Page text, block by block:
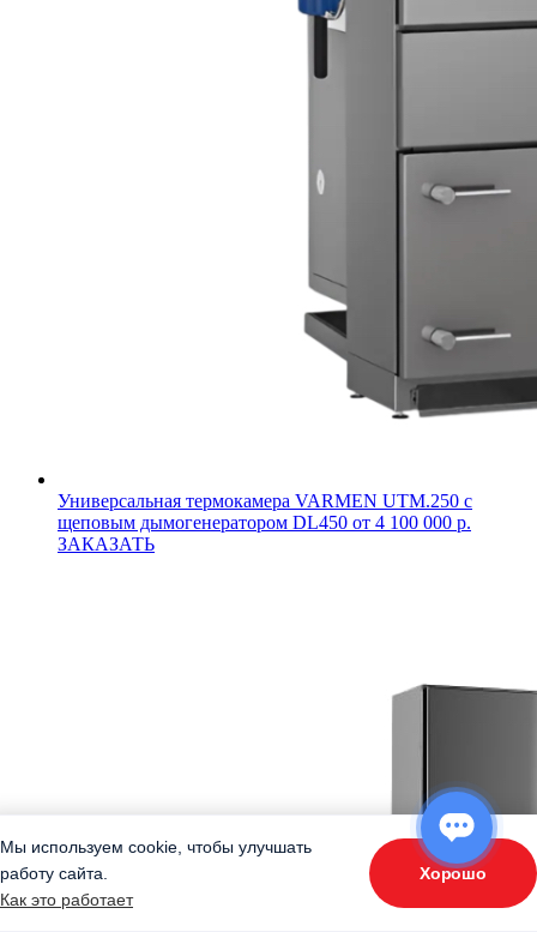
Универсальная термокамера VARMEN UTM.250 с
щеповым дымогенератором DL450 от 4 100 000 р.
ЗАКАЗАТЬ
Мы используем cookie, чтобы улучшать
работу сайта.
Как это работает
Хорошо
«Подберите оборудование»